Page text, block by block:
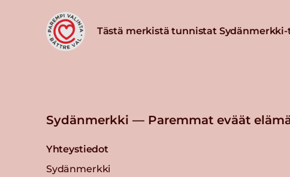
Tästä merkistä tunnistat
Sydänmerkki — Paremmat eväät
Yhteystiedot
Sydänmerkki